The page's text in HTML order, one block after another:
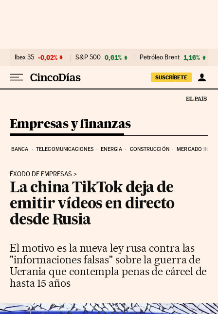
Ibex 35 -0,02% S&P 500 0,61% Petróleo Brent 1,16%
SUSCRÍBETE
Empresas y finanzas
BANCA TELECOMUNICACIONES ENERGIA CONSTRUCCIÓN MERCADO
ÉXODO DE EMPRESAS
La china TikTok deja de
emitir vídeos en directo
desde Rusia
El motivo es la nueva ley rusa contra las
"informaciones falsas" sobre la guerra de
Ucrania que contempla penas de cárcel de
hasta 15 años